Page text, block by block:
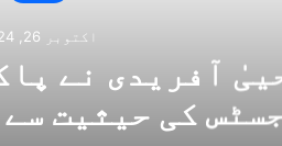
اکتوبر 26, 2024
کی حیثیت